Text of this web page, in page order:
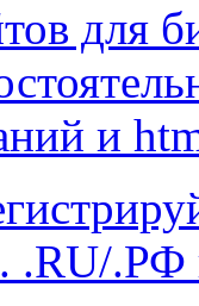
для
и
.РФ